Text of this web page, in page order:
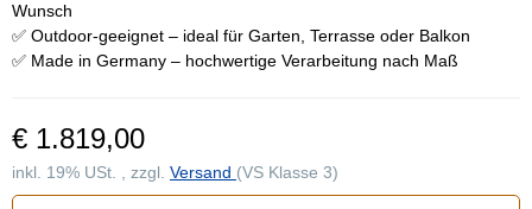
Wunsch
✅ Outdoor-geeignet – ideal für Garten, Terrasse oder Balkon
✅ Made in Germany – hochwertige Verarbeitung nach Maß
€ 1.819,00
inkl. 19% USt. , zzgl. Versand (VS Klasse 3)